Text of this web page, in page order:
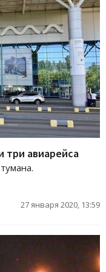
три авиарейса
27 января 2020, 13:59